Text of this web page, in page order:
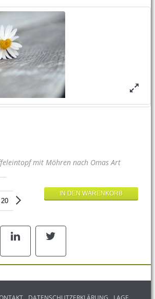
mit Möhren nach Omas Art